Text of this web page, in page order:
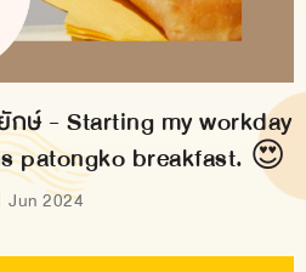
กษ์ - Starting my workday
patongko breakfast. 😍
Jun 2024